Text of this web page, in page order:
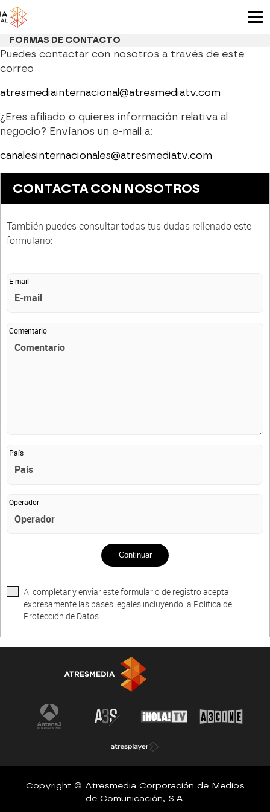
FORMAS DE CONTACTO
Puedes contactar con nosotros a través de este
correo
atresmediainternacional@atresmediatv.com
¿Eres afiliado o quieres información relativa al
negocio? Envíanos un e-mail a:
canalesinternacionales@atresmediatv.com
CONTACTA CON NOSOTROS
También puedes consultar todas tus dudas rellenado este
formulario:
E-mail
Comentario
País
Operador
Continuar
Al completar y enviar este formulario de registro acepta
expresamente las bases legales incluyendo la Política de
Protección de Datos.
Copyright © Atresmedia Corporación de Medios
de Comunicación, S.A.